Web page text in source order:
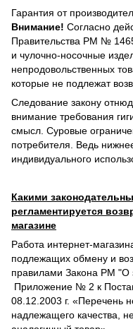
Гарантия от
Внимание! Согласно
Правительства РМ №
и чулочно-носочные
непродовольственных
которые не подлежат
Следование закону
внимание требования
смысл. Суровые
потребителя. Ведь
индивидуального
Какими
регламентируется
магазине
Работа интернет-
подлежащих обмену и
правилами Закона РМ "О
Приложение № 2 к
08.12.2003 г. «Перечень
надлежащего качества,